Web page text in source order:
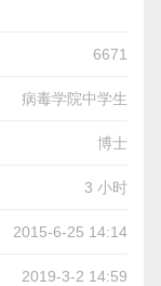
6671
病毒学院中学生
博士
3 小时
2015-6-25 14:14
2019-3-2 14:59